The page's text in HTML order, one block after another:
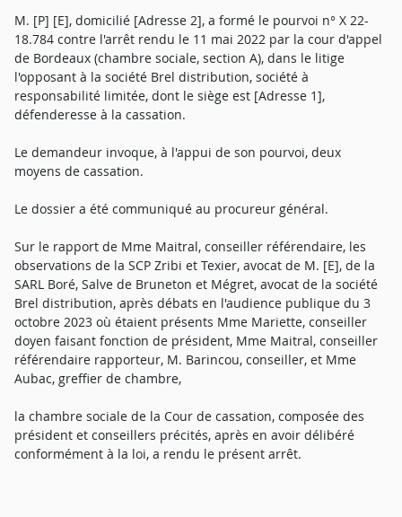
M. [P] [E], domicilié [Adresse 2], a formé le pourvoi n° X 22-
18.784 contre l'arrêt rendu le 11 mai 2022 par la cour d'appel
de Bordeaux (chambre sociale, section A), dans le litige
l'opposant à la société Brel distribution, société à
responsabilité limitée, dont le siège est [Adresse 1],
défenderesse à la cassation.
Le demandeur invoque, à l'appui de son pourvoi, deux
moyens de cassation.
Le dossier a été communiqué au procureur général.
Sur le rapport de Mme Maitral, conseiller référendaire, les
observations de la SCP Zribi et Texier, avocat de M. [E], de la
SARL Boré, Salve de Bruneton et Mégret, avocat de la société
Brel distribution, après débats en l'audience publique du 3
octobre 2023 où étaient présents Mme Mariette, conseiller
doyen faisant fonction de président, Mme Maitral, conseiller
référendaire rapporteur, M. Barincou, conseiller, et Mme
Aubac, greffier de chambre,
la chambre sociale de la Cour de cassation, composée des
président et conseillers précités, après en avoir délibéré
conformément à la loi, a rendu le présent arrêt.